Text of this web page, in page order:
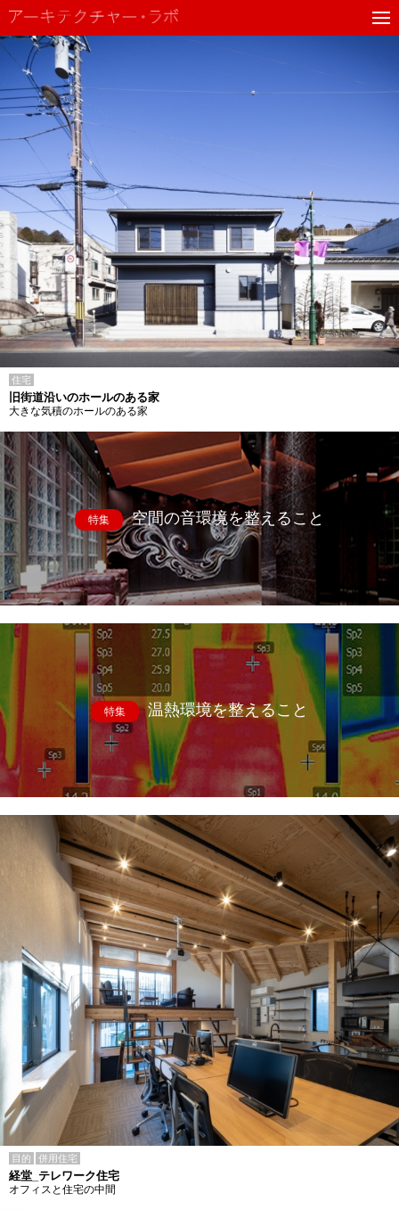
住宅
旧街道沿いのホールのある家
大きな気積のホールのある家
特集 空間の音環境を整えること
特集 温熱環境を整えること
目的 併用住宅
経堂_テレワーク住宅
オフィスと住宅の中間